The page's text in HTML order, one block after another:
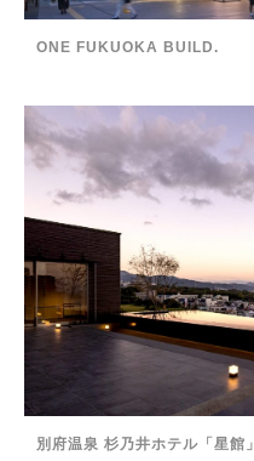
ONE FUKUOKA BUILD.
別府温泉 杉乃井ホテル「星館」